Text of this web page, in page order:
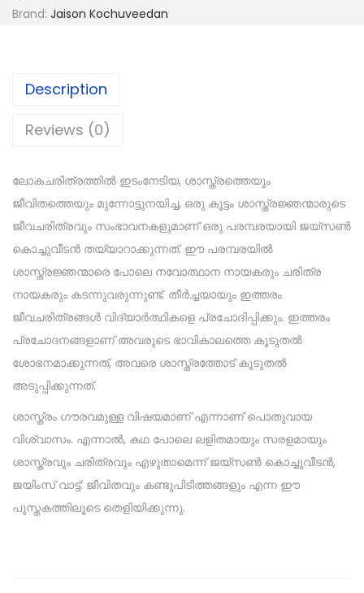
Brand: Jaison Kochuveedan
Description
Reviews (0)
ലോകചരിത്രത്തിൽ ഇടംനേടിയ, ശാസ്ത്രത്തെയും
ജീവിതത്തെയും മുന്നോട്ടുനയിച്ച, ഒരു കൂട്ടം ശാസ്ത്രജ്ഞന്മാരുടെ
ജീവചരിത്രവും സംഭാവനകളുമാണ് ഒരു പരമ്പരയായി ജയ്‌സൺ
കൊച്ചുവീടൻ തയ്യാറാക്കുന്നത്. ഈ പരമ്പരയിൽ
ശാസ്ത്രജ്ഞന്മാരെ പോലെ നവോത്ഥാന നായകരും ചരിത്ര
നായകരും കടന്നുവരുന്നുണ്ട്. തീർച്ചയായും ഇത്തരം
ജീവചരിത്രങ്ങൾ വിദ്യാർത്ഥികളെ പ്രചോദിപ്പിക്കും. ഇത്തരം
പ്രചോദനങ്ങളാണ് അവരുടെ ഭാവികാലത്തെ കൂടുതൽ
ശോഭനമാക്കുന്നത്, അവരെ ശാസ്ത്രത്തോട് കൂടുതൽ
അടുപ്പിക്കുന്നത്.
ശാസ്ത്രം ഗൗരവമുള്ള വിഷയമാണ് എന്നാണ് പൊതുവായ
വിശ്വാസം. എന്നാൽ, കഥ പോലെ ലളിതമായും സരളമായും
ശാസ്ത്രവും ചരിത്രവും എഴുതാമെന്ന് ജയ്‌സൺ കൊച്ചുവീടൻ,
ജയിംസ് വാട്ട്: ജീവിതവും കണ്ടുപിടിത്തങ്ങളും എന്ന ഈ
പുസ്തകത്തിലൂടെ തെളിയിക്കുന്നു.